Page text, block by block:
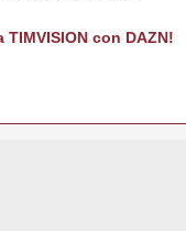
con DAZN!